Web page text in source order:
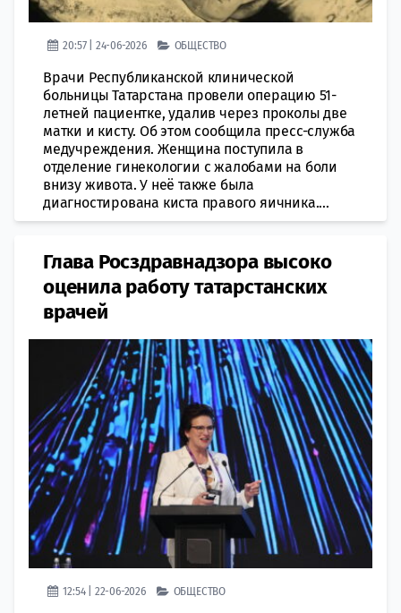
20:57 | 24-06-2026 ОБЩЕСТВО
Врачи Республиканской клинической
больницы Татарстана провели операцию 51-
летней пациентке, удалив через проколы две
матки и кисту. Об этом сообщила пресс-служба
медучреждения. Женщина поступила в
отделение гинекологии с жалобами на боли
внизу живота. У неё также была
диагностирована киста правого яичника....
Глава Росздравнадзора высоко
оценила работу татарстанских
врачей
12:54 | 22-06-2026 ОБЩЕСТВО